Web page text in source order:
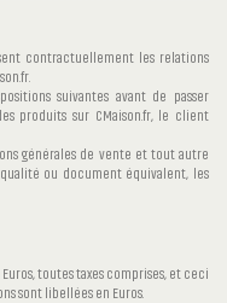
contractuellement les relations
suivantes avant de passer
produits sur CMaison.fr, le client
générales de vente et tout autre
ou document équivalent, les
Euros, toutes taxes comprises, et ceci
sont libellées en Euros.